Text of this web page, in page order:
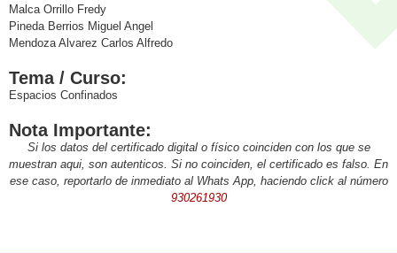
Malca Orrillo Fredy
Pineda Berrios Miguel Angel
Mendoza Alvarez Carlos Alfredo
Tema / Curso:
Espacios Confinados
Nota Importante:
Si los datos del certificado digital o físico coinciden con los que se
muestran aqui, son autenticos. Si no coinciden, el certificado es falso. En
ese caso, reportarlo de inmediato al Whats App, haciendo click al número
930261930